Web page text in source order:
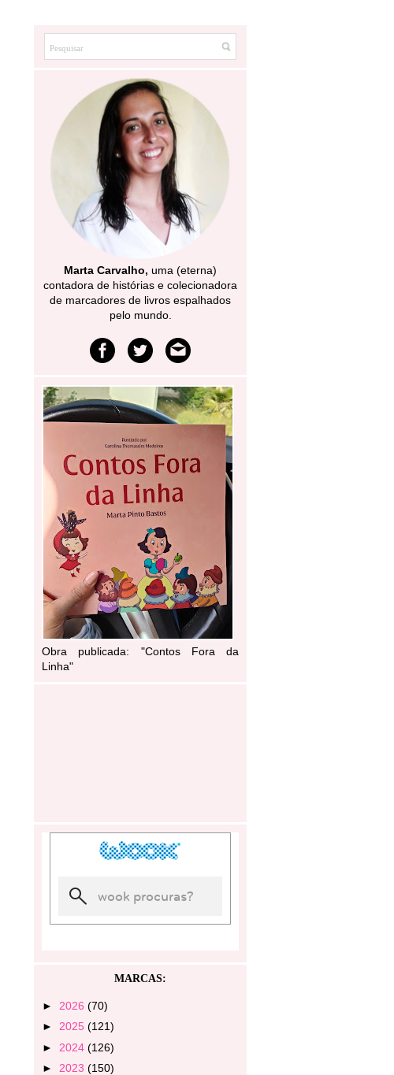
Marta Carvalho, uma (eterna)
contadora de histórias e colecionadora
de marcadores de livros espalhados
pelo mundo.
Obra publicada: "Contos Fora da
Linha"
MARCAS:
► 2026 (70)
► 2025 (121)
► 2024 (126)
► 2023 (150)